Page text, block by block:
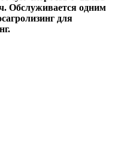
Обслуживается одним
для